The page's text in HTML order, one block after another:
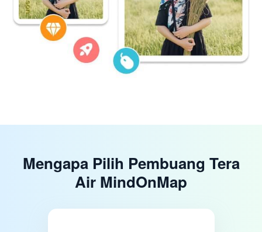
Mengapa Pilih Pembuang Tera
Air MindOnMap